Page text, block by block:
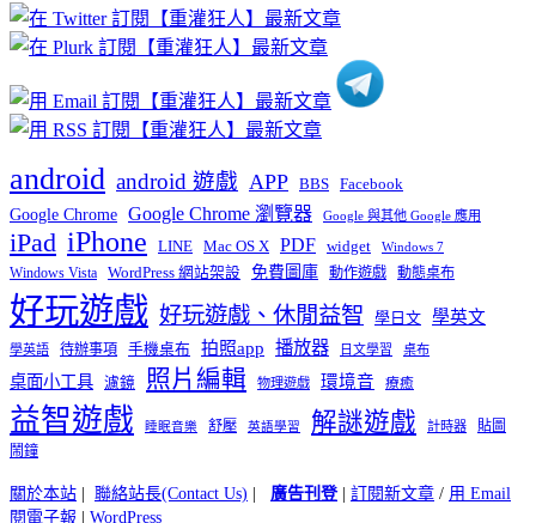
分
類
android android 遊戲 APP BBS Facebook
Google Chrome Google Chrome 瀏覽器 Google 與其他 Google 應用
iPad iPhone LINE Mac OS X PDF widget Windows 7
Windows Vista WordPress 網站架設 免費圖庫 動作遊戲 動態桌布
好玩遊戲 好玩遊戲、休閒益智 學日文 學英文
學英語 待辦事項 手機桌布 拍照app 播放器 日文學習 桌布
桌面小工具 濾鏡 照片編輯 物理遊戲 環境音 療癒
益智遊戲 睡眠音樂 舒壓 英語學習 解謎遊戲 計時器
貼圖
鬧鐘
關於本站 聯絡站長(Contact Us) 廣告刊登| 訂閱新文章 / 用 Email
閱電子報
WordPress